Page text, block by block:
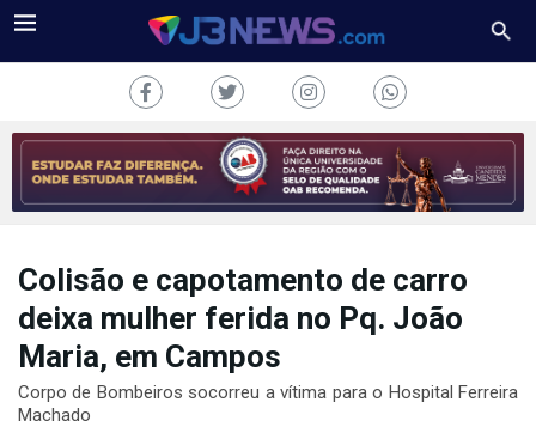
J3NEWS
COLUNAS
Colisão e capotamento de carro
deixa mulher ferida no Pq. João
Maria, em Campos
Corpo de Bombeiros socorreu a vítima para o Hospital Ferreira
Machado